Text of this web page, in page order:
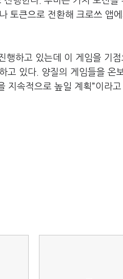
토큰으로 전환해 크로쓰 앱에
행하고 있는데 이 게임을 기점
고 있다. 양질의 게임들을 온
지속적으로 높일 계획”이라고